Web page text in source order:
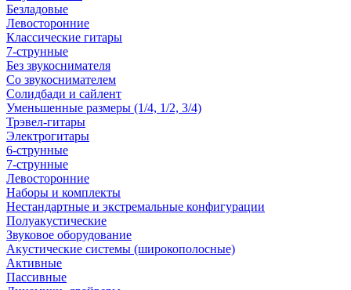
Безладовые
Левосторонние
Классические гитары
7-струнные
Без звукоснимателя
Со звукоснимателем
Солидбади и сайлент
Уменьшенные размеры (1/4, 1/2, 3/4)
Трэвел-гитары
Электрогитары
6-струнные
7-струнные
Левосторонние
Наборы и комплекты
Нестандартные и экстремальные конфигурации
Полуакустические
Звуковое оборудование
Акустические системы (широкополосные)
Активные
Пассивные